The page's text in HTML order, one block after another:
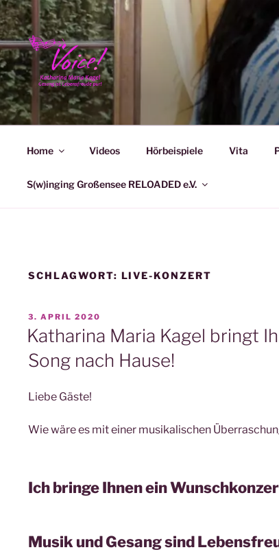
KATHARINA
Home Videos Hörbeispiele Vita
S(w)inging Großensee RELOADED e.V.
SCHLAGWORT: LIVE-KONZERT
VERÖFFENTLICHT
AM
3. APRIL 2020
Katharina Maria Kagel bringt
Song nach Hause!
Liebe Gäste!
Wie wäre es mit einer musikalischen
Ich bringe Ihnen ein
Musik und Gesang sind